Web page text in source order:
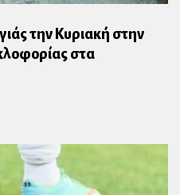
την Κυριακή στην
στα